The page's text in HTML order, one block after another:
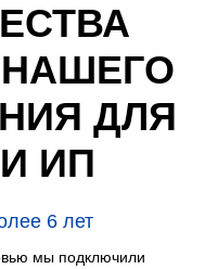
ДЛЯ
ИП
6 лет
мы подключили
РАБОТЫ
монтаж
тарелки, заведет